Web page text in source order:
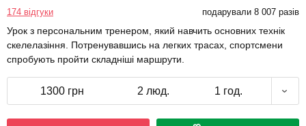
174 відгуки подарували 8 007 разів
Урок з персональним тренером, який навчить основних технік
скелелазіння. Потренувавшись на легких трасах, спортсмени
спробують пройти складніші маршрути.
1300 грн 2 люд. 1 год.